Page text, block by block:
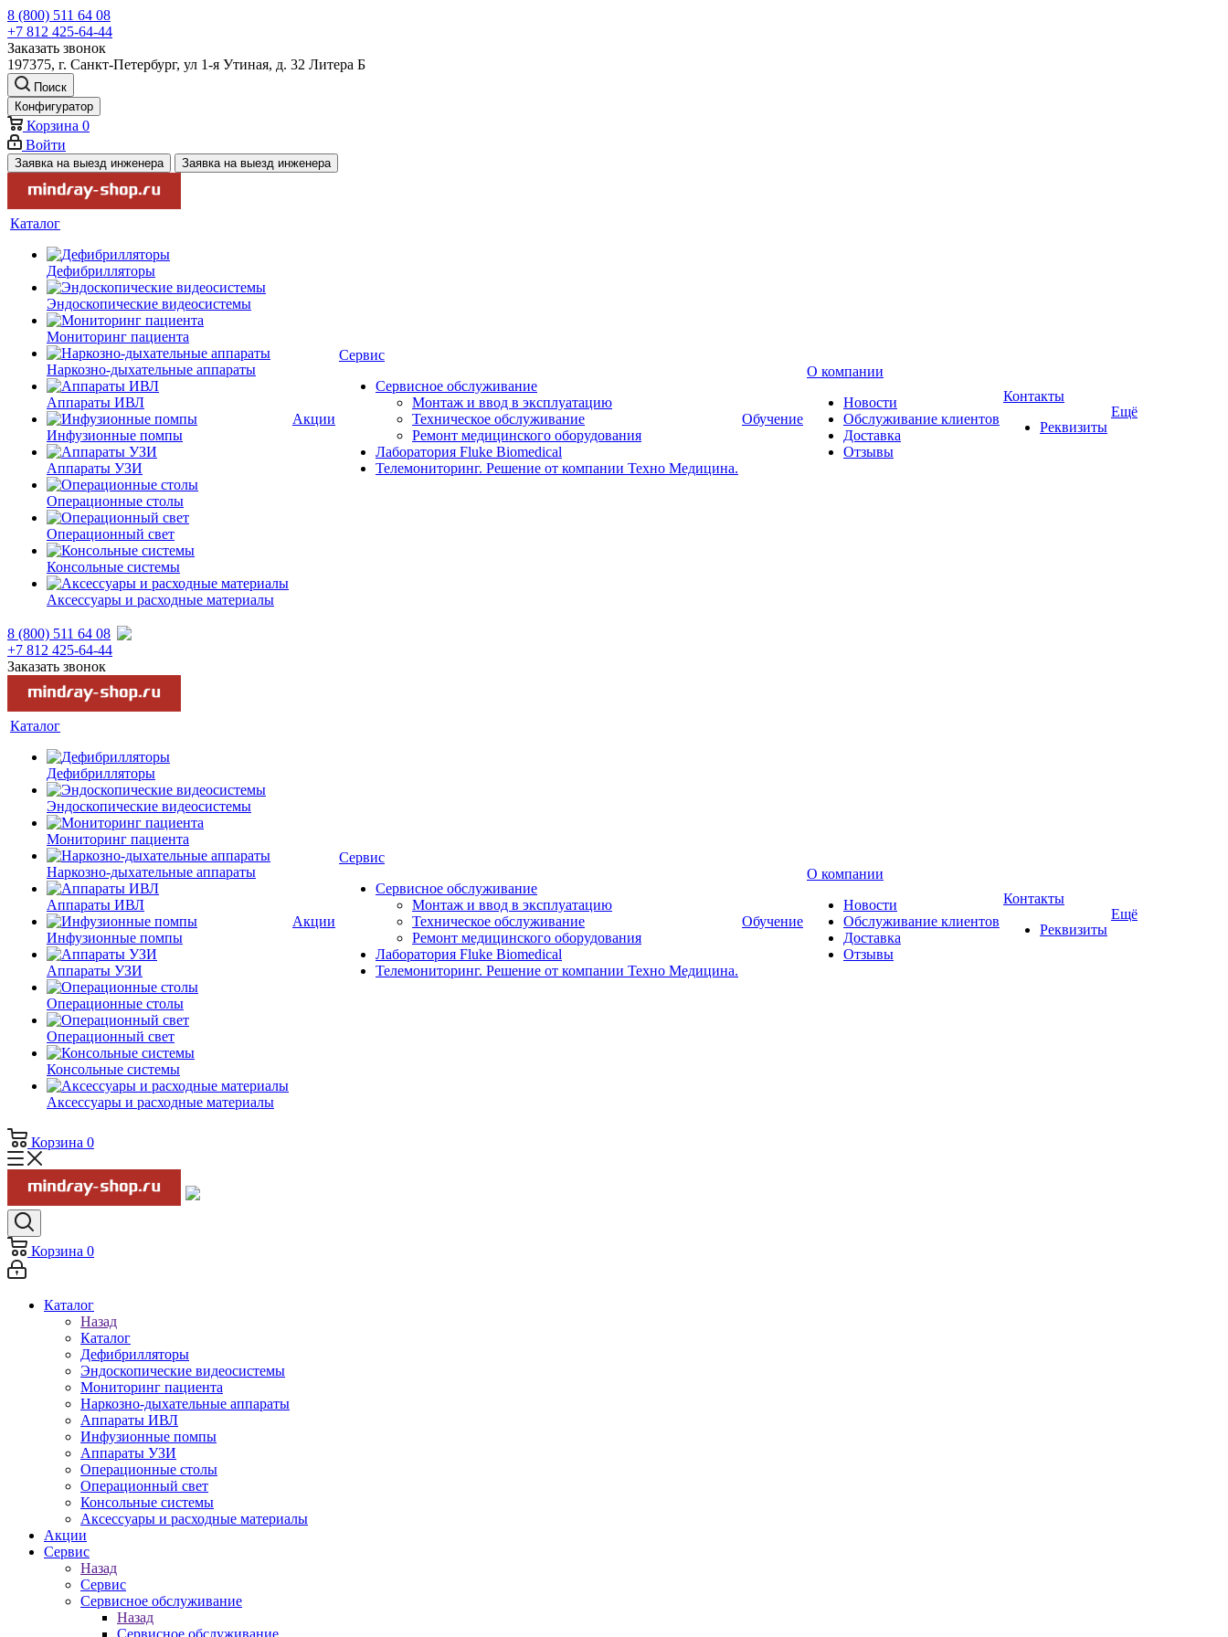
8 (800) 511 64 08
+7 812 425-64-44
Заказать звонок
197375, г. Санкт-Петербург, ул 1-я Утиная, д. 32 Литера Б
Поиск
Конфигуратор
Корзина 0
Войти
Заявка на выезд инженера Заявка на выезд инженера
Каталог
Дефибрилляторы
Эндоскопические видеосистемы
Мониторинг пациента
Наркозно-дыхательные аппараты
Аппараты ИВЛ
Инфузионные помпы
Аппараты УЗИ
Операционные столы
Операционный свет
Консольные системы
Аксессуары и расходные материалы
Акции
Сервис
Сервисное обслуживание
Монтаж и ввод в эксплуатацию
Техническое обслуживание
Ремонт медицинского оборудования
Лаборатория Fluke Biomedical
Телемониторинг. Решение от компании Техно Медицина.
Обучение
О компании
Новости
Обслуживание клиентов
Доставка
Отзывы
Контакты
Реквизиты
Ещё
8 (800) 511 64 08
+7 812 425-64-44
Заказать звонок
Каталог
Дефибрилляторы
Эндоскопические видеосистемы
Мониторинг пациента
Наркозно-дыхательные аппараты
Аппараты ИВЛ
Инфузионные помпы
Аппараты УЗИ
Операционные столы
Операционный свет
Консольные системы
Аксессуары и расходные материалы
Акции
Сервис
Сервисное обслуживание
Монтаж и ввод в эксплуатацию
Техническое обслуживание
Ремонт медицинского оборудования
Лаборатория Fluke Biomedical
Телемониторинг. Решение от компании Техно Медицина.
Обучение
О компании
Новости
Обслуживание клиентов
Доставка
Отзывы
Контакты
Реквизиты
Ещё
Корзина 0
Корзина 0
Каталог
Назад
Каталог
Дефибрилляторы
Эндоскопические видеосистемы
Мониторинг пациента
Наркозно-дыхательные аппараты
Аппараты ИВЛ
Инфузионные помпы
Аппараты УЗИ
Операционные столы
Операционный свет
Консольные системы
Аксессуары и расходные материалы
Акции
Сервис
Назад
Сервис
Сервисное обслуживание
Назад
Сервисное обслуживание